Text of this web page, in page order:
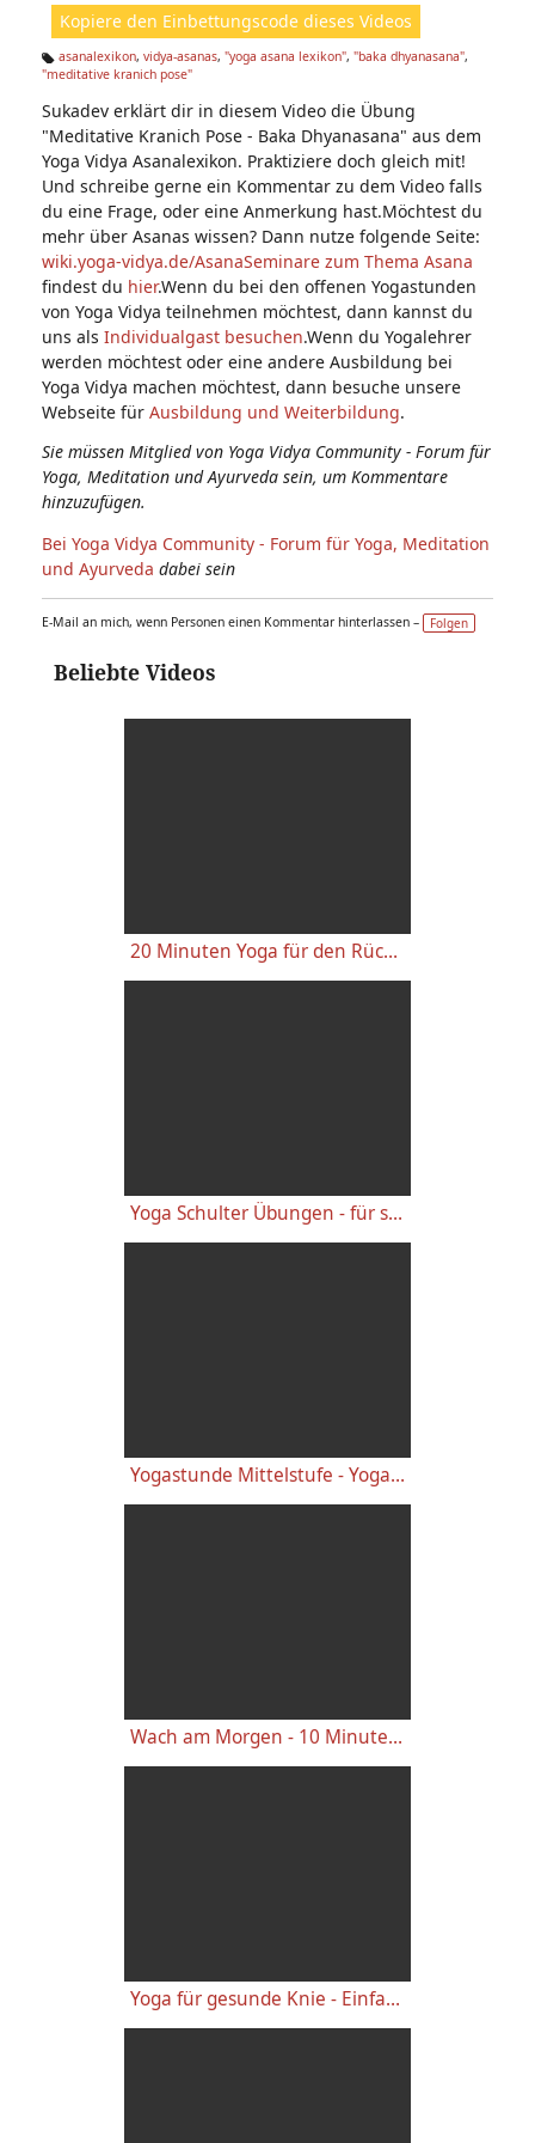
n:
Kopiere den Einbettungscode dieses Videos
Ta
s:
asanalexikon, vidya-asanas, "yoga asana lexikon", "baka dhyanasana",
"meditative kranich pose"
Sukadev erklärt dir in diesem Video die Übung
"Meditative Kranich Pose - Baka Dhyanasana" aus dem
Yoga Vidya Asanalexikon. Praktiziere doch gleich mit!
Und schreibe gerne ein Kommentar zu dem Video falls
du eine Frage, oder eine Anmerkung hast.Möchtest du
mehr über Asanas wissen? Dann nutze folgende Seite:
wiki.yoga-vidya.de/AsanaSeminare zum Thema Asana
findest du hier.Wenn du bei den offenen Yogastunden
von Yoga Vidya teilnehmen möchtest, dann kannst du
uns als Individualgast besuchen.Wenn du Yogalehrer
werden möchtest oder eine andere Ausbildung bei
Yoga Vidya machen möchtest, dann besuche unsere
Webseite für Ausbildung und Weiterbildung.
Sie müssen Mitglied von Yoga Vidya Community - Forum für
Yoga, Meditation und Ayurveda sein, um Kommentare
hinzuzufügen.
Bei Yoga Vidya Community - Forum für Yoga, Meditation
und Ayurveda dabei sein
E-Mail an mich, wenn Personen einen Kommentar hinterlassen – Folgen
Beliebte Videos
20 Minuten Yoga für den Rücken - Anfänger-Level
Yoga Schulter Übungen - für starke gesunde Schultern, gegen Schulterschmerzen
Yogastunde Mittelstufe - Yoga Vidya Grundreihe
Wach am Morgen - 10 Minuten Yogastunde für Energie
Yoga für gesunde Knie - Einfache wirkungsvolle Gelenkübungen